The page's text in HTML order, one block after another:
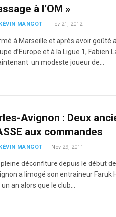
à l’OM »
KÉVIN MANGOT Fév 21, 2012
à Marseille et après avoir goûté
d’Europe et à la Ligue 1, Fabien
un modeste joueur de…
Avignon : Deux
aux commandes
KÉVIN MANGOT Nov 29, 2011
pleine déconfiture depuis le début
a limogé son entraîneur Faruk
un an alors que le club…